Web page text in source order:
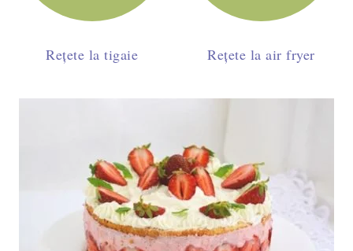
Rețete la tigaie Rețete la air fryer